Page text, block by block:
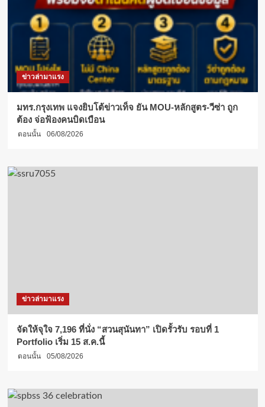
ข่าวล่ามาแรง
มทร.กรุงเทพ แจงยิบโต้ข่าวเท็จ ยัน MOU-หลักสูตร-วีซ่า ถูก
ต้อง จ่อฟ้องคนบิดเบือน
ตอนนั้น 06/08/2026
ข่าวล่ามาแรง
จัดให้จุใจ 7,196 ที่นั่ง “สวนสุนันทา” เปิดรั้วรับ รอบที่ 1
Portfolio เริ่ม 15 ส.ค.นี้
ตอนนั้น 05/08/2026